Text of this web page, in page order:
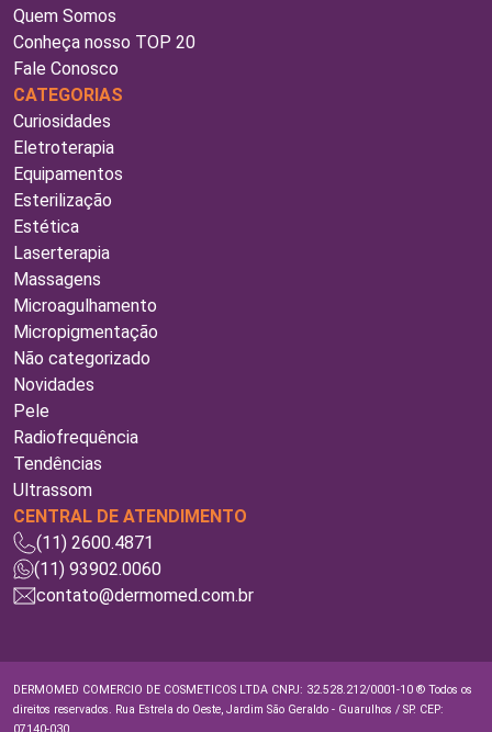
Quem Somos
Conheça nosso TOP 20
Fale Conosco
CATEGORIAS
Curiosidades
Eletroterapia
Equipamentos
Esterilização
Estética
Laserterapia
Massagens
Microagulhamento
Micropigmentação
Não categorizado
Novidades
Pele
Radiofrequência
Tendências
Ultrassom
CENTRAL DE ATENDIMENTO
(11) 2600.4871
(11) 93902.0060
contato@dermomed.com.br
DERMOMED COMERCIO DE COSMETICOS LTDA CNPJ: 32.528.212/0001-10 ® Todos os
direitos reservados. Rua Estrela do Oeste, Jardim São Geraldo - Guarulhos / SP. CEP: